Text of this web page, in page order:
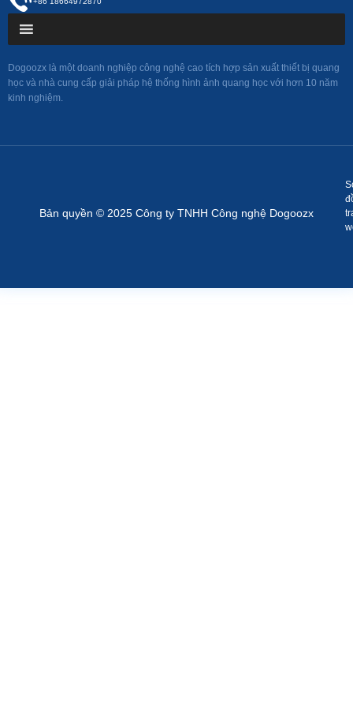
Dogoozx là một doanh nghiệp công nghệ cao tích hợp sản xuất thiết bị quang
học và nhà cung cấp giải pháp hệ thống hình ảnh quang học với hơn 10 năm
kinh nghiệm.
Bản quyền © 2025 Công ty TNHH Công nghệ Dogoozx